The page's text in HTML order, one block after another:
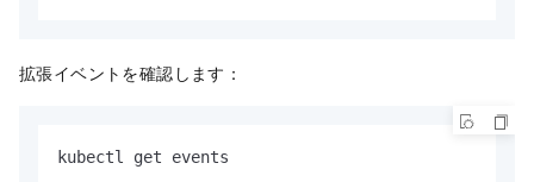
拡張イベントを確認します：
kubectl get events